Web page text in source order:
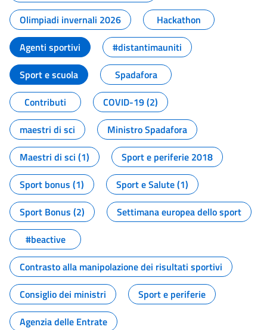
Olimpiadi invernali 2026
Hackathon
Agenti sportivi
#distantimauniti
Sport e scuola
Spadafora
Contributi
COVID-19 (2)
maestri di sci
Ministro Spadafora
Maestri di sci (1)
Sport e periferie 2018
Sport bonus (1)
Sport e Salute (1)
Sport Bonus (2)
Settimana europea dello sport
#beactive
Contrasto alla manipolazione dei risultati sportivi
Consiglio dei ministri
Sport e periferie
Agenzia delle Entrate